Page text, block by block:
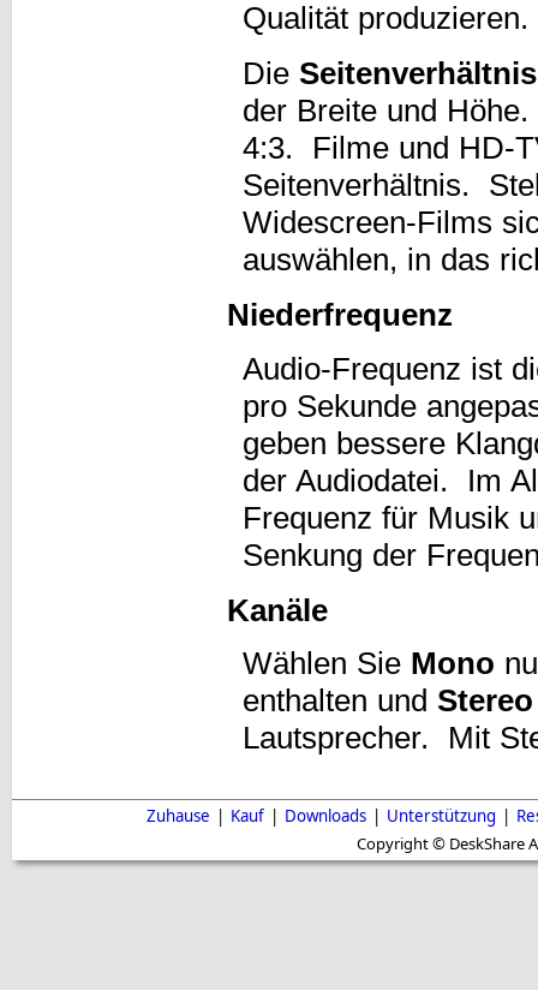
Qualität produzieren.
Die Seitenverhältnis
der Breite und
4:3. Filme und HD-
Seitenverhältnis.
Widescreen-Films
auswählen, in das
Niederfrequenz
Audio-Frequenz ist
pro Sekunde
geben bessere
der Audiodatei. Im
Frequenz für Musik
Senkung der
Kanäle
Wählen Sie Mono
enthalten und Stereo
Lautsprecher. Mit
Zuhause | Kauf | Downloads | Unterstützung |
Copyright © DeskShare